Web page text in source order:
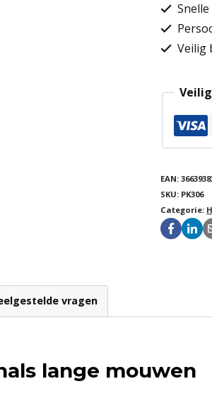
Veilig
EAN:
SKU: PK306
Categorie:
vragen
lange mouwen